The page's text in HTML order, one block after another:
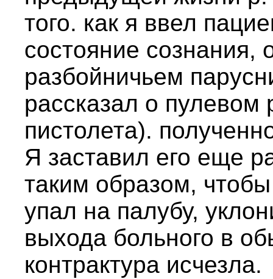
того. как я ввел
состояние сознания,
разбойничьем
рассказал о пулевом
пистолета).
Я заставил его еще
таким образом,
упал на палубу,
выхода больного в
контрактура исчезла.